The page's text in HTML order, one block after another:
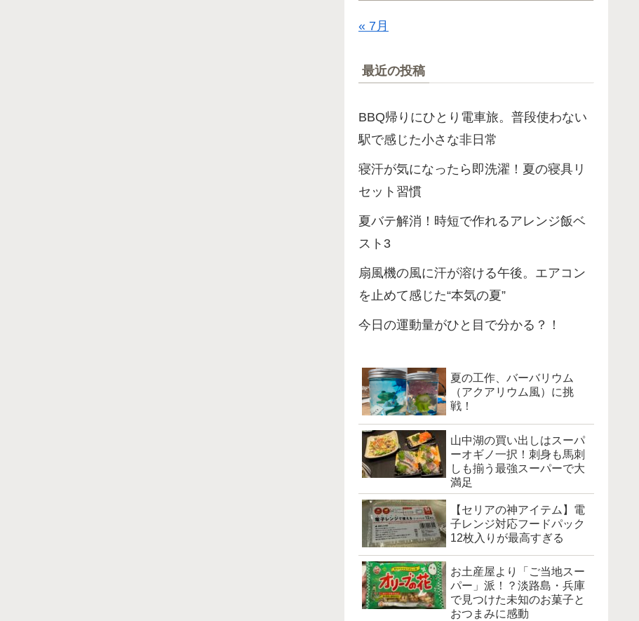
« 7月
最近の投稿
BBQ帰りにひとり電車旅。普段使わない
駅で感じた小さな非日常
寝汗が気になったら即洗濯！夏の寝具リ
セット習慣
夏バテ解消！時短で作れるアレンジ飯ベ
スト3
扇風機の風に汗が溶ける午後。エアコン
を止めて感じた“本気の夏”
今日の運動量がひと目で分かる？！
夏の工作、バーバリウム
（アクアリウム風）に挑
戦！
山中湖の買い出しはスーパ
ーオギノ一択！刺身も馬刺
しも揃う最強スーパーで大
満足
【セリアの神アイテム】電
子レンジ対応フードパック
12枚入りが最高すぎる
お土産屋より「ご当地スー
パー」派！？淡路島・兵庫
で見つけた未知のお菓子と
おつまみに感動